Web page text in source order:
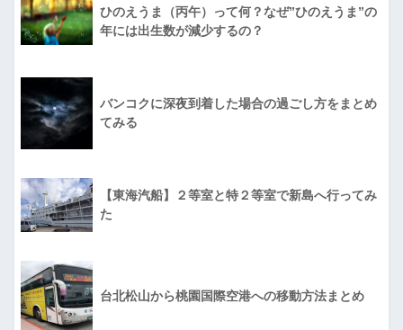
ひのえうま（丙午）って何？なぜ”ひのえうま”の
年には出生数が減少するの？
バンコクに深夜到着した場合の過ごし方をまとめ
てみる
【東海汽船】２等室と特２等室で新島へ行ってみ
た
台北松山から桃園国際空港への移動方法まとめ